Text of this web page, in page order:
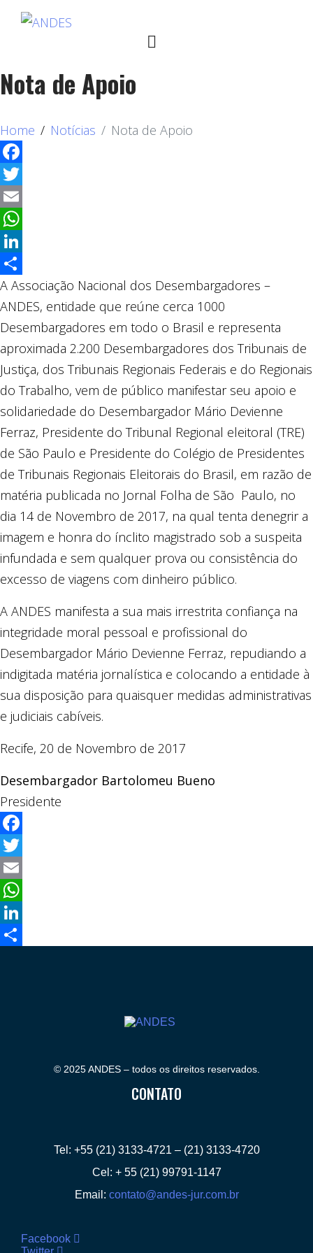
Nota de Apoio
Home Notícias Nota de Apoio
Facebook
Twitter
Email
WhatsApp
LinkedIn
Compartilhar
A Associação Nacional dos Desembargadores –
ANDES, entidade que reúne cerca 1000
Desembargadores em todo o Brasil e representa
aproximada 2.200 Desembargadores dos Tribunais de
Justiça, dos Tribunais Regionais Federais e do Regionais
do Trabalho, vem de público manifestar seu apoio e
solidariedade do Desembargador Mário Devienne
Ferraz, Presidente do Tribunal Regional eleitoral (TRE)
de São Paulo e Presidente do Colégio de Presidentes
de Tribunais Regionais Eleitorais do Brasil, em razão de
matéria publicada no Jornal Folha de São Paulo, no
dia 14 de Novembro de 2017, na qual tenta denegrir a
imagem e honra do ínclito magistrado sob a suspeita
infundada e sem qualquer prova ou consistência do
excesso de viagens com dinheiro público.
A ANDES manifesta a sua mais irrestrita confiança na
integridade moral pessoal e profissional do
Desembargador Mário Devienne Ferraz, repudiando a
indigitada matéria jornalística e colocando a entidade à
sua disposição para quaisquer medidas administrativas
e judiciais cabíveis.
Recife, 20 de Novembro de 2017
Desembargador Bartolomeu Bueno
Presidente
Facebook
Twitter
Email
WhatsApp
LinkedIn
© 2025 ANDES – todos os direitos reservados.
CONTATO
Tel: +55 (21) 3133-4721 – (21) 3133-4720
Cel: + 55 (21) 99791-1147
Email: contato@andes-jur.com.br
Facebook